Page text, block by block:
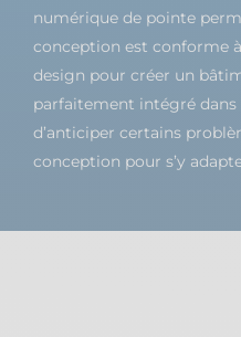
numérique de pointe
conception est conforme
design pour créer un
parfaitement intégré dans
d’anticiper certains
conception pour s’y